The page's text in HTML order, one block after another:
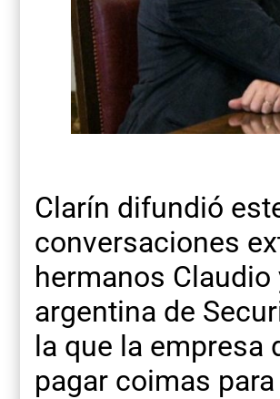
Clarín difundió
conversaciones
hermanos
argentina de
la que la empresa
pagar coimas